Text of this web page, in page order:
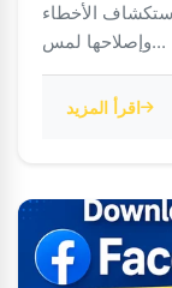
الأخطاء
وإصلاحها لمس...
اقرأ المزيد